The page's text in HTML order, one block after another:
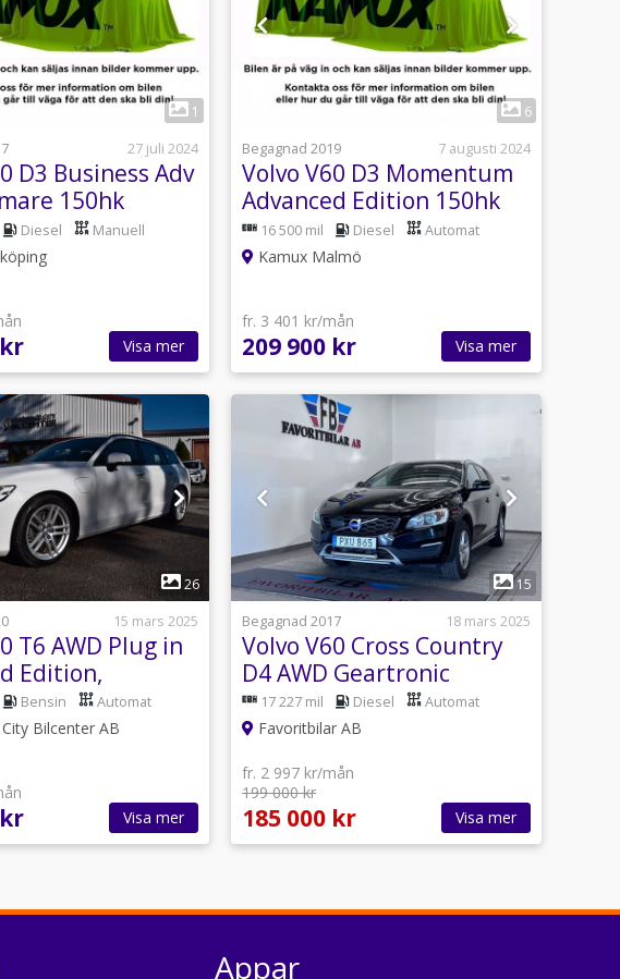
1
27 juli 2024
D3 Business Adv
150hk
Diesel Manuell
Visa mer
1
6
Begagnad 2019
7 augusti 2024
Volvo V60 D3 Momentum
Advanced Edition 150hk
16 500 mil Diesel Automat
Kamux Malmö
fr. 3 401 kr/mån
209 900 kr Visa mer
1
26
15 mars 2025
T6 AWD Plug in
Edition,
Euro 6
Bensin Automat
Bilcenter AB
Visa mer
1
15
Begagnad 2017
18 mars 2025
Volvo V60 Cross Country
D4 AWD Geartronic
Summum Euro 6
17 227 mil Diesel Automat
Favoritbilar AB
fr. 2 997 kr/mån
199 000 kr
185 000 kr Visa mer
Appar